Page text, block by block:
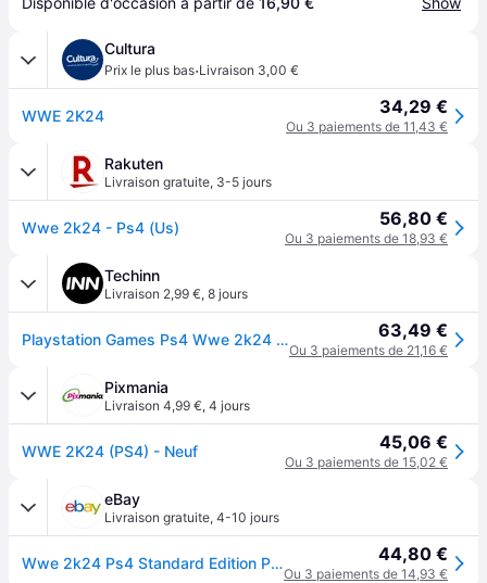
Cultura
Prix le plus bas·Livraison 3,00 €
WWE 2K24 34,29 €
Ou 3 paiements de 11,43 €
Rakuten
Livraison gratuite, 3-5 jours
Wwe 2k24 - Ps4 (Us) 56,80 €
Ou 3 paiements de 18,93 €
Techinn
Livraison 2,99 €, 8 jours
Playstation Games Ps4 Wwe 2k24 Clair PAL 63,49 €
Ou 3 paiements de 21,16 €
Pixmania
Livraison 4,99 €, 4 jours
WWE 2K24 (PS4) - Neuf 45,06 €
Ou 3 paiements de 15,02 €
eBay
Livraison gratuite, 4-10 jours
Wwe 2k24 Ps4 Standard Edition Playstation 4 (sony Playstation 4) 44,80 €
Ou 3 paiements de 14,93 €